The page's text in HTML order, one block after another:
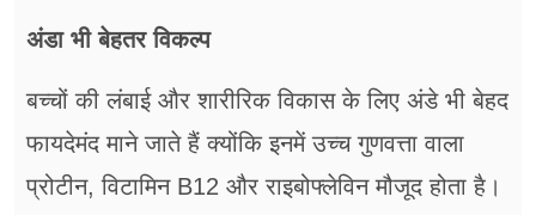
अंडा भी बेहतर विकल्प
बच्चों की लंबाई और शारीरिक विकास के लिए अंडे भी बेहद
फायदेमंद माने जाते हैं क्योंकि इनमें उच्च गुणवत्ता वाला
प्रोटीन, विटामिन B12 और राइबोफ्लेविन मौजूद होता है।